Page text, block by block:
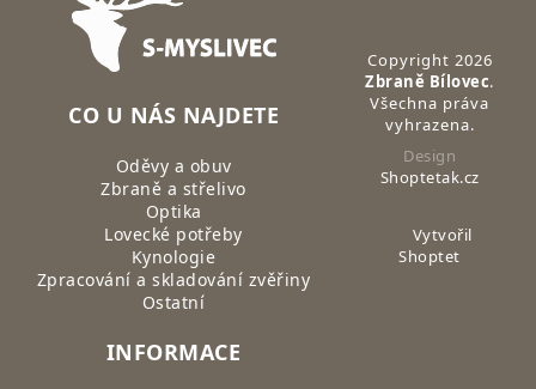
CO U NÁS NAJDETE
Oděvy a obuv
Zbraně a střelivo
Optika
Lovecké potřeby
Kynologie
Zpracování a skladování zvěřiny
Ostatní
INFORMACE
Copyright 2026
Zbraně Bílovec.
Všechna práva
vyhrazena.
Design
Shoptetak.cz
Vytvořil
Shoptet